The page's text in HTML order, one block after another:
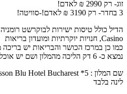
זוג- רק 2990 ₪ לאדם!
3 בחדר- רק 3190 ₪ לאדם!-סוויטה!
Casino, חנויות יוקרתיות ומועדון בריאות
כמו כן במרכז הכושר והבריאות יש
נמצא כ- 6 דק הליכה מהמלון ושם יש אוכל כשר.
שם המלון : 5* Radisson Blu Hotel Bucharest
לינה בלבד